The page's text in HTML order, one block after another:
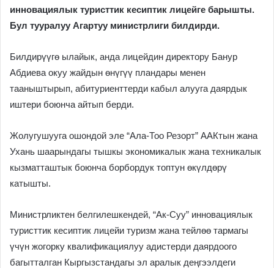
инновациялык туристтик кесиптик лицейге барышты.
Бул тууралуу Агартуу министрлиги билдирди.
Билдирүүгө ылайык, анда лицейдин директору Банур
Абдиева окуу жайдын өнүгүү пландары менен
тааныштырып, абитуриенттерди кабыл алууга даярдык
иштери боюнча айтып берди.
Жолугушууга ошондой эле “Ала-Тоо Резорт” ААКтын жана
Ухань шаарындагы тышкы экономикалык жана техникалык
кызматташтык боюнча борбордук топтун өкүлдөрү
катышты.
Министрликтен белгилешкендей, “Ак-Суу” инновациялык
туристтик кесиптик лицейи туризм жана тейлөө тармагы
үчүн жогорку квалификациялуу адистерди даярдоого
багытталган Кыргызстандагы эл аралык деңгээлдеги